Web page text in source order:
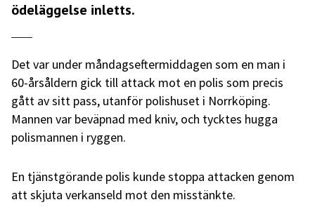
ödeläggelse inletts.
Det var under måndagseftermiddagen som en man i
60-årsåldern gick till attack mot en polis som precis
gått av sitt pass, utanför polishuset i Norrköping.
Mannen var beväpnad med kniv, och tycktes hugga
polismannen i ryggen.
En tjänstgörande polis kunde stoppa attacken genom
att skjuta verkanseld mot den misstänkte.